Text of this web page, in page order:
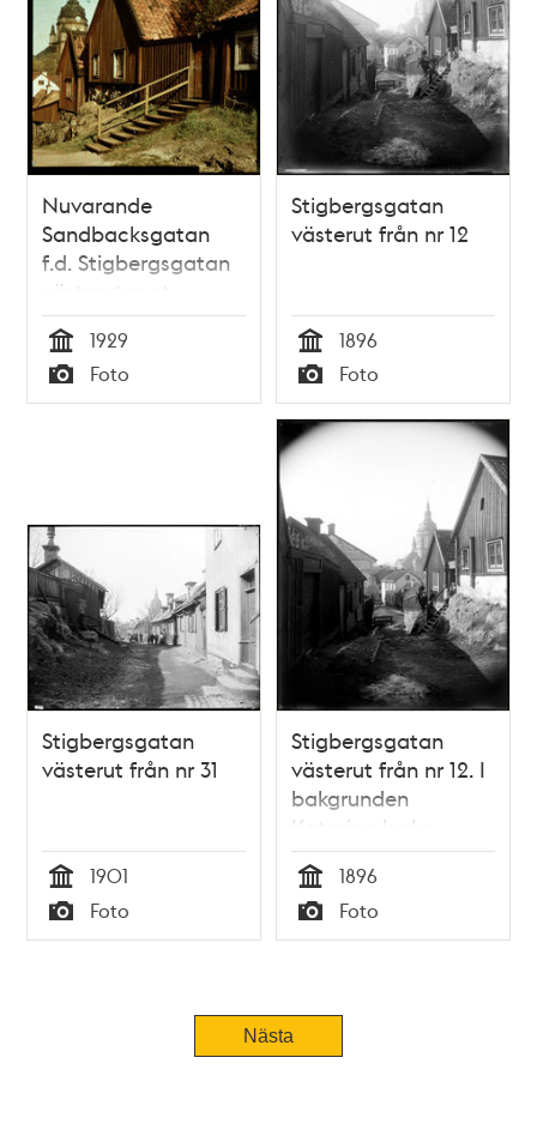
Nuvarande
Sandbacksgatan
f.d. Stigbergsgatan
västerut mot
Katarina kyrka 1929
Tid
1929
Typ
Foto
Stigbergsgatan
västerut från nr 12
Tid
1896
Typ
Foto
Stigbergsgatan
västerut från nr 31
Tid
1901
Typ
Foto
Stigbergsgatan
västerut från nr 12. I
bakgrunden
Katarina kyrka
Tid
1896
Typ
Foto
Nästa